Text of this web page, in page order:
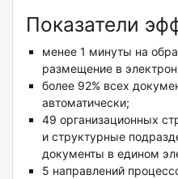
Показатели
менее 1 минуты на
размещение в
более 92% всех
автоматически;
49 организационных
и структурные
документы в едином
5 направлений